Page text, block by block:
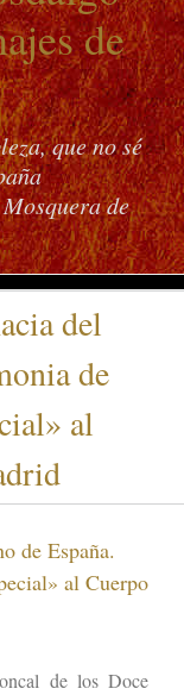
de
que no sé
de
del
de
al
de España.
al Cuerpo
de los Doce